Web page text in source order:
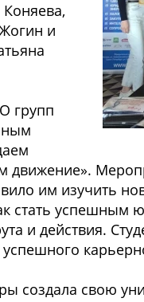
и
групп
им изучить
стать успешным
и действия.
создала свою